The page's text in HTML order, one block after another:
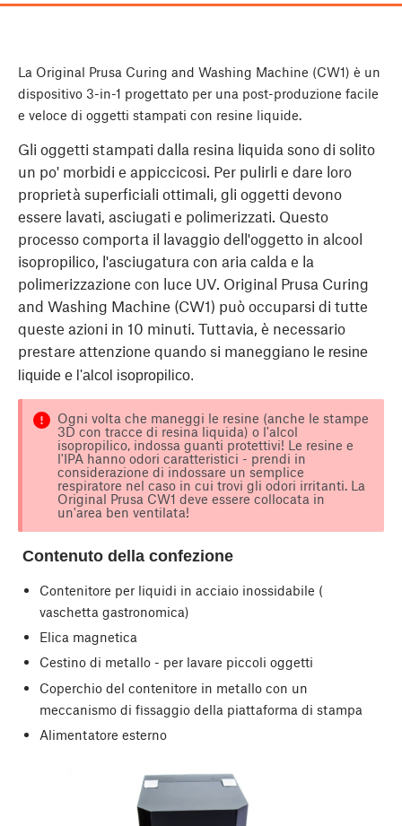
La Original Prusa Curing and Washing Machine (CW1) è un ​
dispositivo 3-in-1​ progettato per una post-produzione facile
e veloce di oggetti stampati con resine liquide.
Gli oggetti stampati dalla resina liquida sono di solito
un po' morbidi e appiccicosi. Per pulirli e dare loro
proprietà superficiali ottimali, gli oggetti devono
essere lavati, asciugati e polimerizzati. Questo
processo comporta il lavaggio dell'oggetto in alcool
isopropilico, l'asciugatura con aria calda e la
polimerizzazione con luce UV. Original Prusa Curing
and Washing Machine (CW1) può occuparsi di tutte
queste azioni in 10 minuti. Tuttavia, è necessario
prestare attenzione quando si maneggiano le resine
liquide e l'alcol isopropilico.
Ogni volta che maneggi le resine (anche le stampe
3D con tracce di resina liquida) o l'alcol
isopropilico, indossa guanti protettivi! Le resine e
l'IPA hanno odori caratteristici - prendi in
considerazione di indossare un semplice
respiratore nel caso in cui trovi gli odori irritanti. La
Original Prusa CW1 deve essere collocata in
un'area ben ventilata!
Contenuto della confezione
Contenitore per liquidi in acciaio inossidabile (
vaschetta gastronomica)
Elica magnetica
Cestino di metallo - per lavare piccoli oggetti
Coperchio del contenitore in metallo con un
meccanismo di fissaggio della piattaforma di stampa
Alimentatore esterno